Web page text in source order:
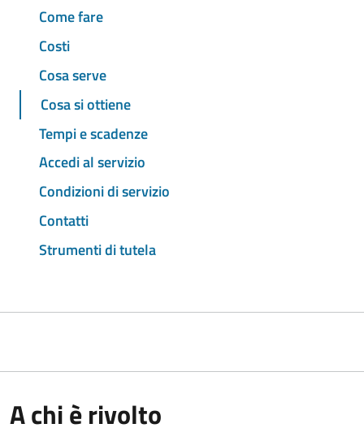
Come fare
Costi
Cosa serve
Cosa si ottiene
Tempi e scadenze
Accedi al servizio
Condizioni di servizio
Contatti
Strumenti di tutela
A chi è rivolto